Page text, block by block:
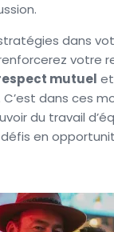
dans
votre
mutuel
. C’est dans ces
du travail
en